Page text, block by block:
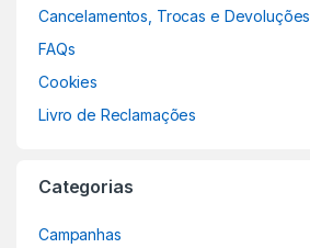
Cancelamentos, Trocas e Devoluções
FAQs
Cookies
Livro de Reclamações
Categorias
Campanhas